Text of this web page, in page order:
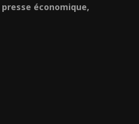
économique,